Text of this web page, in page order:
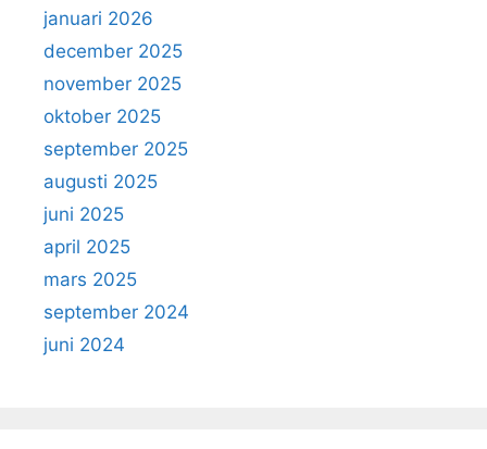
januari 2026
december 2025
november 2025
oktober 2025
september 2025
augusti 2025
juni 2025
april 2025
mars 2025
september 2024
juni 2024